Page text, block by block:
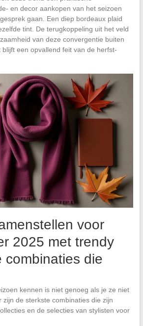
en decor aankopen van het seizoen
gaan. Een diep bordeaux plaid
tint. De terugkoppeling uit het veld
van deze convergentie buiten
een opvallend feit van de herfst-
voor
2025 met trendy
combinaties die
kennen is niet genoeg als je ze niet
zijn de sterkste combinaties die zijn
en de selecties van stylisten voor